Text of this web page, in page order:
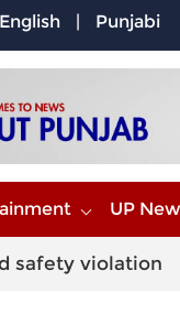
English | Punjabi
UP
safety violation